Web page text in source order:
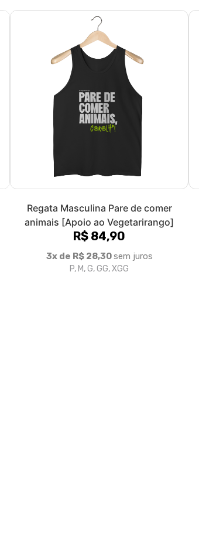
Regata Masculina Pare de comer
animais [Apoio ao Vegetarirango]
R$ 84,90
3x de R$ 28,30sem juros
P, M, G, GG, XGG